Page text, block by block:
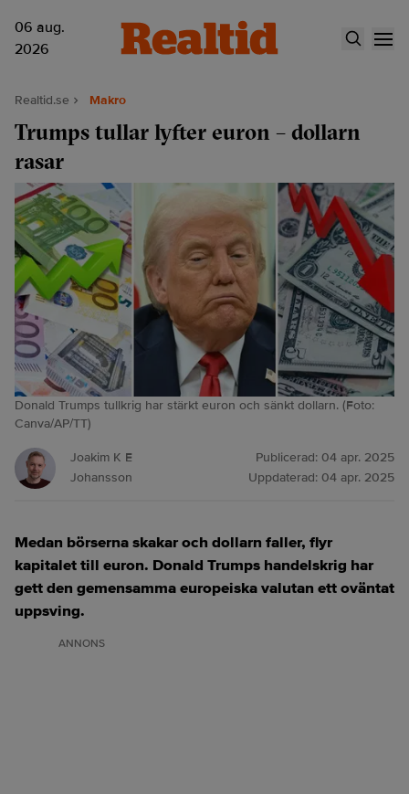
06 aug.
2026
Realtid.se Makro
Trumps tullar lyfter euron – dollarn
rasar
Donald Trumps tullkrig har stärkt euron och sänkt dollarn. (Foto:
Canva/AP/TT)
Joakim K E
Johansson
Publicerad: 04 apr. 2025
Uppdaterad: 04 apr. 2025
Medan börserna skakar och dollarn faller, flyr
kapitalet till euron. Donald Trumps handelskrig har
gett den gemensamma europeiska valutan ett oväntat
uppsving.
ANNONS